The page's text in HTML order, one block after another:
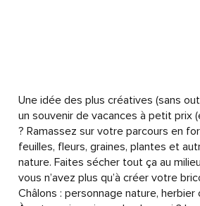
Une idée des plus créatives (sans
un souvenir de vacances à petit prix
? Ramassez sur votre parcours en
feuilles, fleurs, graines, plantes et
nature. Faites sécher tout ça au
vous n’avez plus qu’à créer votre
Châlons : personnage nature,